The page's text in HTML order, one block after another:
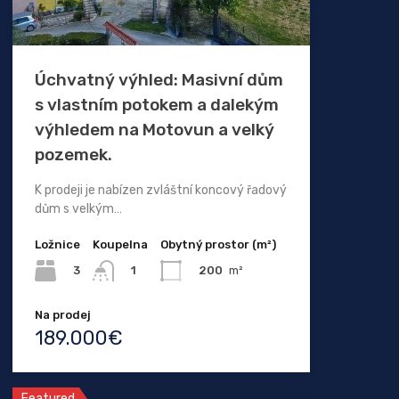
Úchvatný výhled: Masivní dům
s vlastním potokem a dalekým
výhledem na Motovun a velký
pozemek.
K prodeji je nabízen zvláštní koncový řadový
dům s velkým…
Ložnice
3
Koupelna
1
Obytný prostor (m²)
200 m²
Na prodej
189.000€